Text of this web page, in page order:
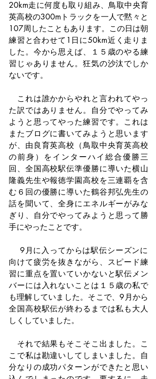
20km走に何度も取り組み、鳥取中央育
英高校の300mトラックを一人で黙々と
107周したこともあります。この日は朝
練習と合わせて1日に50km近く走りま
した。今から思えば、１５歳のやる練
習じゃありません。狂気の沙汰でしか
ないです。
これは誰かからやれと言われてやっ
た訳ではありません。自分でやってみ
ようと思ってやった練習です。これは
またブログに書いてみようと思います
が、由良育英高校（鳥取中央育英高校
の前身）をインターハイ総合優勝三
回、全国高校駅伝準優勝に導いた横山
隆義先生や報徳学園高校を三連覇を含
む６回の優勝に導いた鶴谷邦弘先生の
話を聞いて、全身にエネルギーがみな
ぎり、自分でやってみようと思って勝
手にやったことです。
向けて疲労を抜きながら、スピード練
習に重点を置いていかないと駅伝メン
バーには入れないことは１５歳の私で
も理解していました。そこで、9月から
全国高校駅伝が終わるまでは私も大人
しくしていました。
それで結果もそこそこ出ました。こ
こで私は勘違いしてしまいました。自
分なりの成功パターンができたと思い